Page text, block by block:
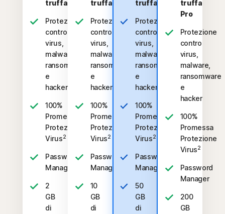
truffa
Protezione
contro
virus,
malware,
ransomware
e
hacker
100%
Promessa
Protezione
Virus2
Password
Manager
2
GB
di
truffa
Protezione
contro
virus,
malware,
ransomware
e
hacker
100%
Promessa
Protezione
Virus2
Password
Manager
10
GB
di
truffa
Protezione
contro
virus,
malware,
ransomware
e
hacker
100%
Promessa
Protezione
Virus2
Password
Manager
50
GB
di
truffa
Pro
Protezione
contro
virus,
malware,
ransomware
e
hacker
100%
Promessa
Protezione
Virus2
Password
Manager
200
GB